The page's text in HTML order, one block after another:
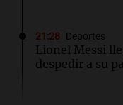
21:28 Deportes
Lionel Messi
despedir a su